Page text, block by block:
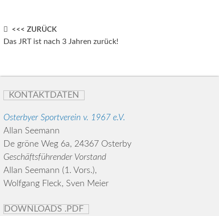
Post
navigation
<<< ZURÜCK
Das JRT ist nach 3 Jahren zurück!
KONTAKTDATEN
Osterbyer Sportverein v. 1967 e.V.
Allan Seemann
De gröne Weg 6a, 24367 Osterby
Geschäftsführender Vorstand
Allan Seemann (1. Vors.),
Wolfgang Fleck, Sven Meier
DOWNLOADS .PDF